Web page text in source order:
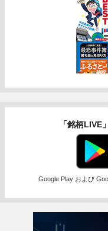
「銘柄LIVE
Google Play および